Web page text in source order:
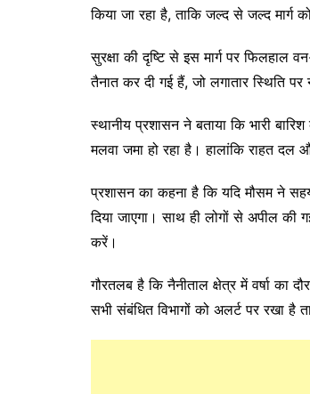
किया जा रहा है, ताकि जल्द से जल्द मार्ग
सुरक्षा की दृष्टि से इस मार्ग पर फिलहाल
तैनात कर दी गई हैं, जो लगातार स्थिति
स्थानीय प्रशासन ने बताया कि भारी
मलवा जमा हो रहा है। हालांकि राहत दल
प्रशासन का कहना है कि यदि मौसम ने
दिया जाएगा। साथ ही लोगों से अपील की
करें।
गौरतलब है कि नैनीताल क्षेत्र में वर्षा का
सभी संबंधित विभागों को अलर्ट पर रखा है